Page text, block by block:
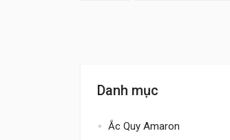
Danh mục
Ắc Quy Amaron